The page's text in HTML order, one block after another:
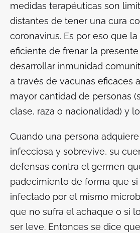
medidas terapéuticas son
distantes de tener una cura
coronavirus. Es por eso que
eficiente de frenar la
desarrollar inmunidad
a través de vacunas eficaces
mayor cantidad de personas
clase, raza o nacionalidad) y
Cuando una persona
infecciosa y sobrevive, su
defensas contra el germen
padecimiento de forma que
infectado por el mismo
que no sufra el achaque o si
ser leve. Entonces se dice